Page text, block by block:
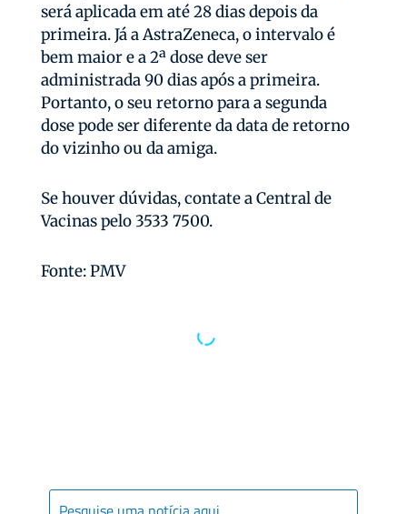
será aplicada em até 28 dias depois da
primeira. Já a AstraZeneca, o intervalo é
bem maior e a 2ª dose deve ser
administrada 90 dias após a primeira.
Portanto, o seu retorno para a segunda
dose pode ser diferente da data de retorno
do vizinho ou da amiga.
Se houver dúvidas, contate a Central de
Vacinas pelo 3533 7500.
Fonte: PMV